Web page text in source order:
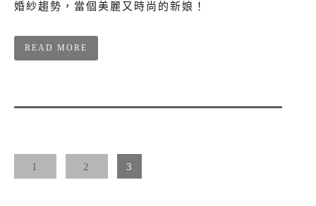
婚紗趨勢，當個美麗又時尚的新娘！
READ MORE
1 2 3